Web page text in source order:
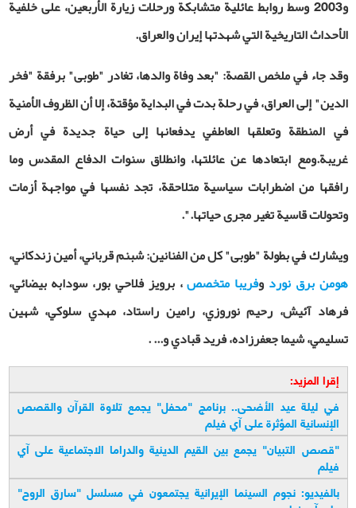
و2003 وسط روابط عائلية متشابكة ورحلات زيارة الأربعين، على خلفية
الأحداث التاريخية التي شهدتها إيران والعراق.
وقد جاء في ملخص القصة: "بعد وفاة والدها، تغادر "طوبى" برفقة "فخر
الدين" إلى العراق، في رحلة بدت في البداية مؤقتة، إلا أن الظروف الأمنية
في المنطقة وتعلقها العاطفي يدفعانها إلى حياة جديدة في أرض
غريبة.ومع ابتعادها عن عائلتها، وانطلاق سنوات الدفاع المقدس وما
رافقها من اضطرابات سياسية متلاحقة، تجد نفسها في مواجهة أزمات
وتحولات قاسية تغير مجرى حياتها.
".
ويشارك في بطولة "طوبى" كل من الفنانين: شبنم قرباني، أمين زندكاني،
هومن برق نورد وفريبا متخصص، برويز فلاحي بور، سودابه بيضائي،
فرهاد آئيش، رحيم نوروزي، رامين راستاد، مهدي سلوكي، شهين
تسليمي، شيما جعفرزاده، فريد قبادي و... .
إقرا المزيد:
في ليلة عيد الأضحى.. برنامج "محفل" يجمع تلاوة القرآن والقصص
الإنسانية المؤثرة على آي فيلم
"قصص التبيان" يجمع بين القيم الدينية والدراما الاجتماعية على آي
فيلم
بالفيديو: نجوم السينما الإيرانية يجتمعون في مسلسل "سارق الروح"